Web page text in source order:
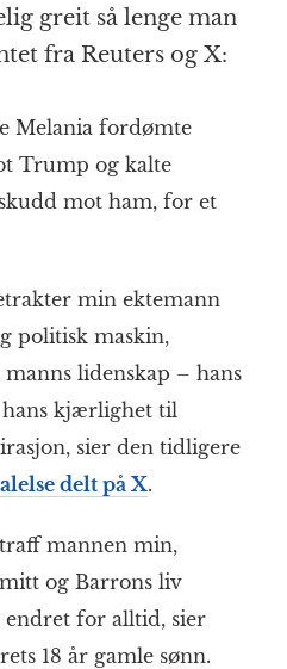
greit så lenge man
fra Reuters og X:
Melania fordømte
Trump og kalte
mot ham, for et
min ektemann
politisk maskin,
lidenskap – hans
hans kjærlighet til
sier den tidligere
delt på X.
mannen min,
og Barrons liv
endret for alltid, sier
18 år gamle sønn.